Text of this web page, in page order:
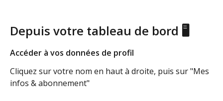
Depuis votre tableau de bord 🖥️
Accéder à vos données de profil
Cliquez sur votre nom en haut à droite, puis sur "Mes
infos & abonnement"